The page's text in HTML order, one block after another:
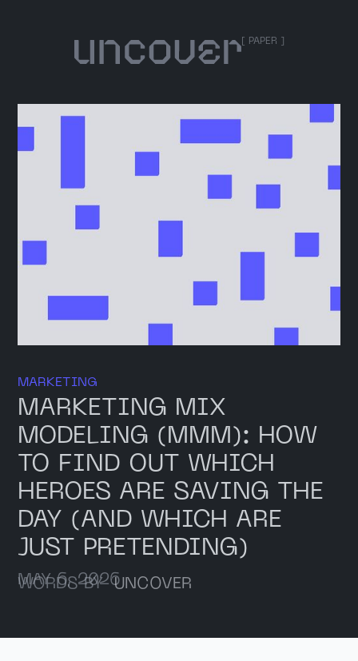
[ PAPER ]
MARKETING
MARKETING MIX
MODELING (MMM): HOW
TO FIND OUT WHICH
HEROES ARE SAVING THE
DAY (AND WHICH ARE
JUST PRETENDING)
MAY 6, 2026
WORDS BYUNCOVER